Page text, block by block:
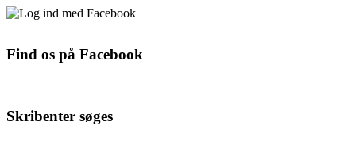
Find os på Facebook
Skribenter søges